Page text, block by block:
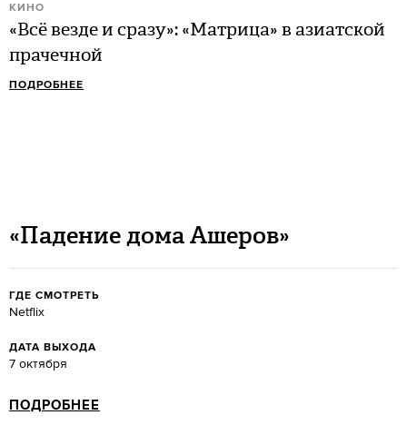
КИНО
«Всё везде и сразу»: «Матрица» в азиатской
прачечной
ПОДРОБНЕЕ
«Падение дома Ашеров»
ГДЕ СМОТРЕТЬ
Netflix
ДАТА ВЫХОДА
7 октября
ПОДРОБНЕЕ